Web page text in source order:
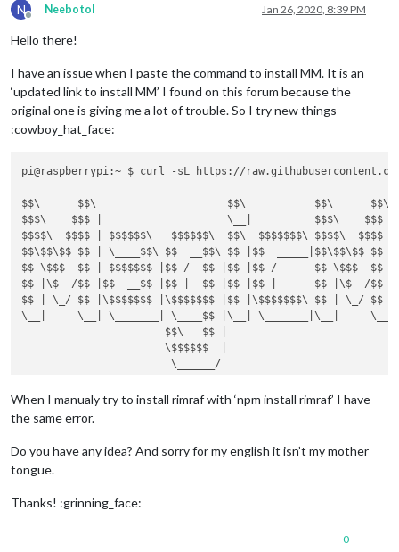
N
Offline
Neebotol Jan 26, 2020, 8:39 PM
Hello there!
I have an issue when I paste the command to install MM. It is an
‘updated link to install MM’ I found on this forum because the
original one is giving me a lot of trouble. So I try new things
:cowboy_hat_face:
pi@raspberrypi:~ $ curl -sL https://
$$\      $$\                     $$\           $$\
$$$\    $$$ |                    \__|          $$$\
$$$$\  $$$$ | $$$$$$\   $$$$$$\  $$\  $$$$$$$\ $$$$\
$$\$$\$$ $$ | \____$$\ $$  __$$\ $$ |$$  _____|$$\$$\$$
$$ \$$$  $$ | $$$$$$$ |$$ /  $$ |$$ |$$ /      $$ \$$$
$$ |\$  /$$ |$$  __$$ |$$ |  $$ |$$ |$$ |      $$ |\$  /
$$ | \_/ $$ |\$$$$$$$ |\$$$$$$$ |$$ |\$$$$$$$\ $$ | \_/
\__|     \__| \_______| \____$$ |\__| \_______|\__|
                       $$\   $$ |
                       \$$$$$$  |
                        \______/
install log being saved to /home/pi/install.log
Lecture des listes de paquets... Fait
Construction de l
'arbre des dépendances
Lecture des informations d'
curl est déjà la version la plus récente (7.64.0-4).
wget est déjà la version la plus récente (1.20.1-1.1).
When I manualy try to install rimraf with ‘npm install rimraf’ I have
the same error.
Do you have any idea? And sorry for my english it isn’t my mother
tongue.
Thanks! :grinning_face:
0